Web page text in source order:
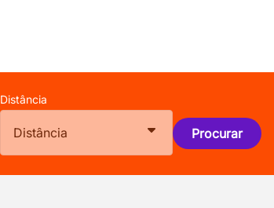
Distância
Distância Procurar